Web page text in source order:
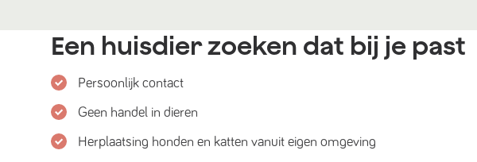
Een huisdier zoeken dat bij je past
Persoonlijk contact
Geen handel in dieren
Herplaatsing honden en katten vanuit eigen omgeving